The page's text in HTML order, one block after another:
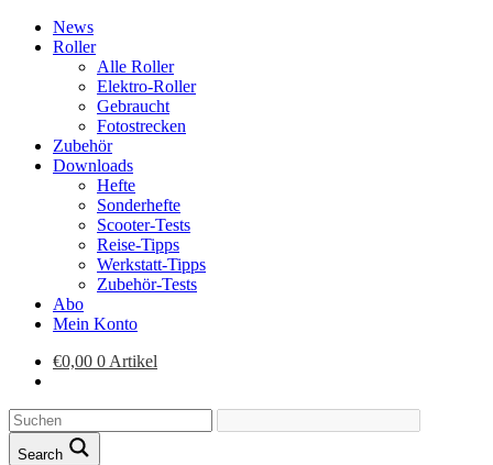
News
Roller
Alle Roller
Elektro-Roller
Gebraucht
Fotostrecken
Zubehör
Downloads
Hefte
Sonderhefte
Scooter-Tests
Reise-Tipps
Werkstatt-Tipps
Zubehör-Tests
Abo
Mein Konto
€0,00 0 Artikel
Search